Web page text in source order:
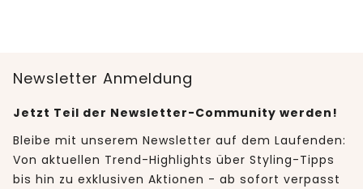
Newsletter Anmeldung
Jetzt Teil der Newsletter-Community werden!
Bleibe mit unserem Newsletter auf dem Laufenden:
Von aktuellen Trend-Highlights über Styling-Tipps
bis hin zu exklusiven Aktionen - ab sofort verpasst